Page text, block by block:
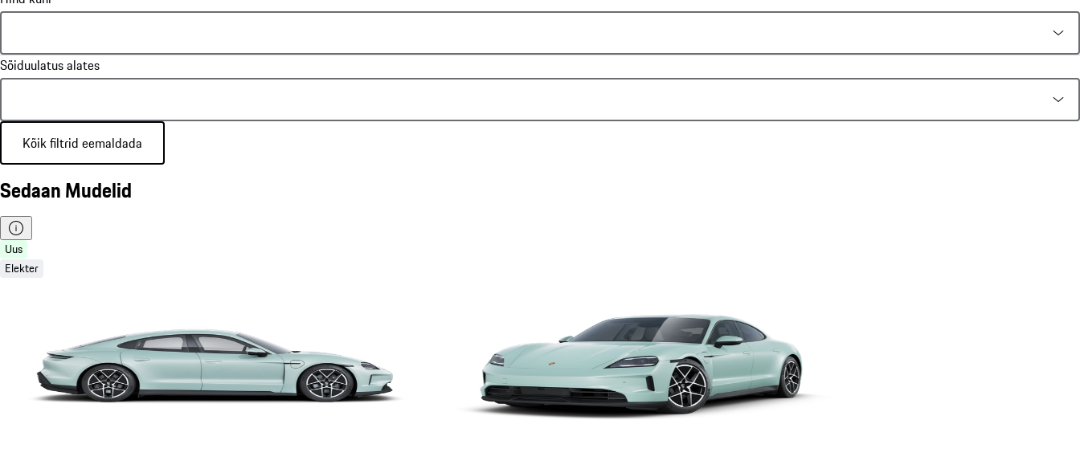
Sõiduulatus alates
Kõik filtrid eemaldada
Sedaan Mudelid
Uus
Elekter